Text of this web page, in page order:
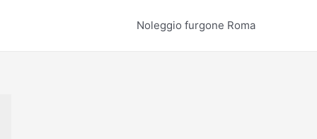
Noleggio furgone Roma